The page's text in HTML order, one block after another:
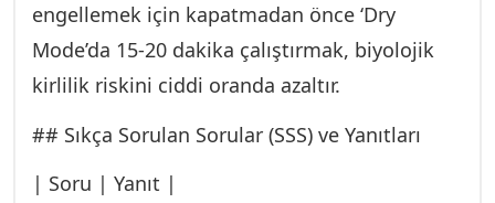
engellemek için kapatmadan önce ‘Dry
Mode’da 15-20 dakika çalıştırmak, biyolojik
kirlilik riskini ciddi oranda azaltır.
## Sıkça Sorulan Sorular (SSS) ve Yanıtları
| Soru | Yanıt |